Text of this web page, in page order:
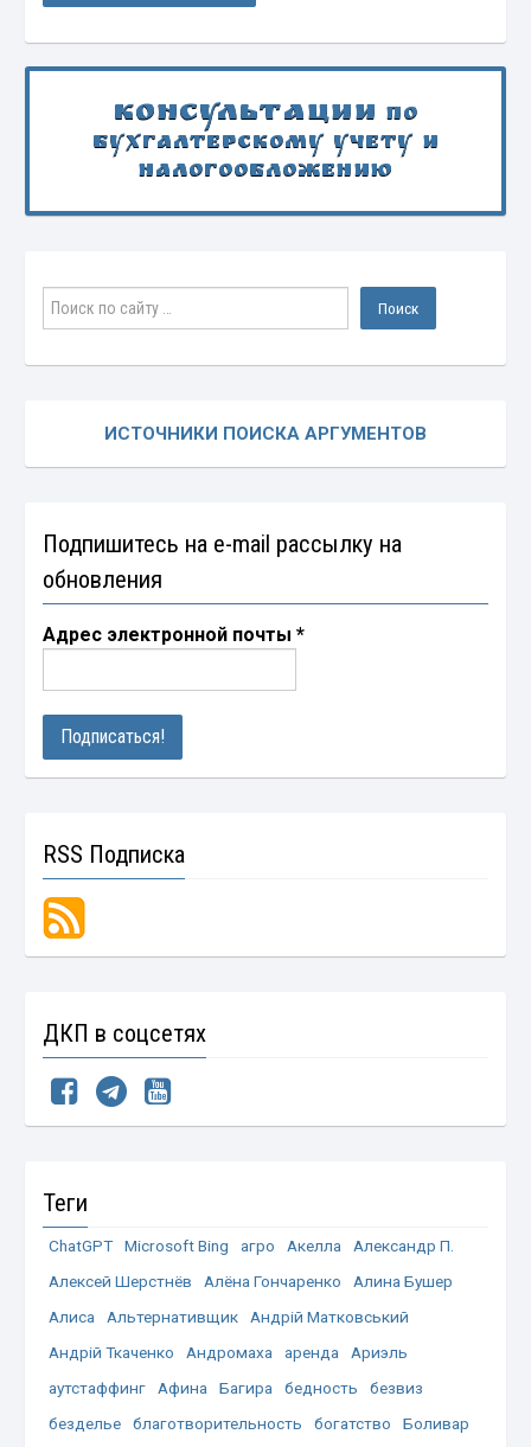
Консультации по
бухгалтерскому учету и
налогообложению
ИСТОЧНИКИ ПОИСКА АРГУМЕНТОВ
Подпишитесь на e-mail рассылку на
обновления
Адрес электронной почты*
RSS Подписка
ДКП в соцсетях
Теги
ChatGPT Microsoft Bing агро Акелла
Александр П.
Алексей Шерстнёв
Алёна Гончаренко
Алина Бушер
Алиса
Альтернативщик
Андрій Матковський
Андрій Ткаченко
Андромаха аренда
Ариэль
аутстаффинг
Афина Багира бедность
безвиз
безделье
благотворительность богатство
Боливар